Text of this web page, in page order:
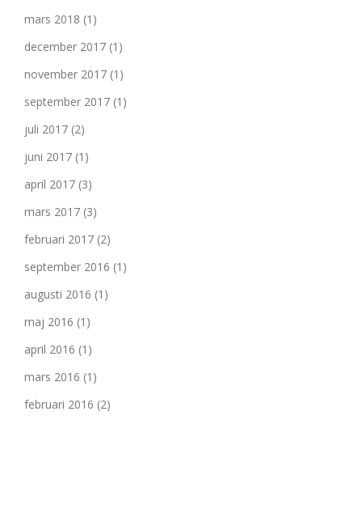
mars 2018 (1)
december 2017 (1)
november 2017 (1)
september 2017 (1)
juli 2017 (2)
juni 2017 (1)
april 2017 (3)
mars 2017 (3)
februari 2017 (2)
september 2016 (1)
augusti 2016 (1)
maj 2016 (1)
april 2016 (1)
mars 2016 (1)
februari 2016 (2)